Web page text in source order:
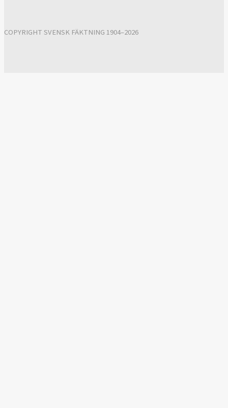
COPYRIGHT SVENSK FÄKTNING 1904–2026